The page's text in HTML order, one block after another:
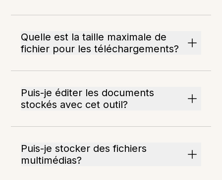
Quelle est la taille maximale de
fichier pour les téléchargements?
Puis-je éditer les documents
stockés avec cet outil?
Puis-je stocker des fichiers
multimédias?